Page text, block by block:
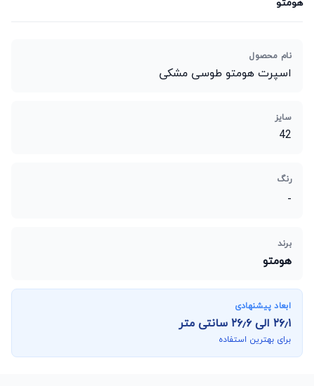
نام محصول
اسپرت هومتو طوسی مشکی
سایز
42
رنگ
-
برند
هومتو
ابعاد پیشنهادی
۲۶٫۱ الی۲۶٫۶سانتی متر
برای بهترین استفاده